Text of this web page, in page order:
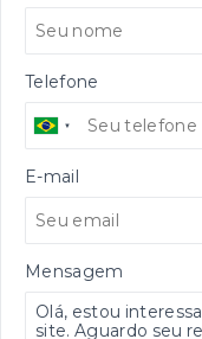
Telefone
E-mail
Mensagem